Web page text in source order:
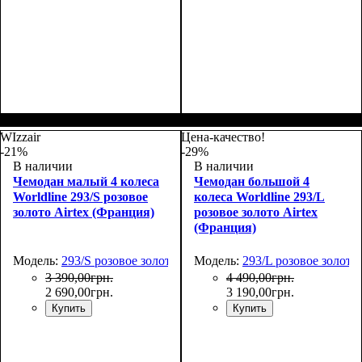
55x37x23+5
75х48х32+5
WIzzair
-21%
В наличии
Чемодан малый 4 колеса
Worldline 293/S розовое
золото Airtex (Франция)
Модель: 293/S розовое золото
3 390,00грн.
2 690,00грн.
Купить
Цена-качество!
-29%
В наличии
Чемодан большой 4
колеса Worldline 293/L
розовое золото Airtex
(Франция)
Модель: 293/L розовое золото
4 490,00грн.
3 190,00грн.
Купить